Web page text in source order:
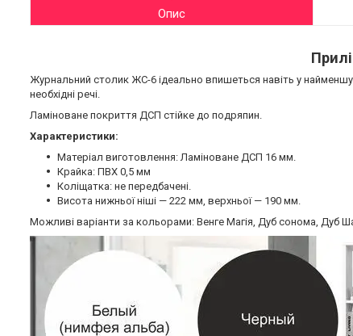
Опис
Журнальний столик ЖС-6 ідеально впишеться навіть у
необхідні речі.
Ламіноване покриття ДСП стійке до подряпин.
Характеристики:
Матеріал виготовлення: Ламіноване ДСП 16 мм.
Крайка: ПВХ 0,5 мм
Коліщатка: не передбачені.
Висота нижньої ніші — 222 мм, верхньої — 190 мм.
Можливі варіанти за кольорами: Венге Магія, Дуб сонома, Дуб